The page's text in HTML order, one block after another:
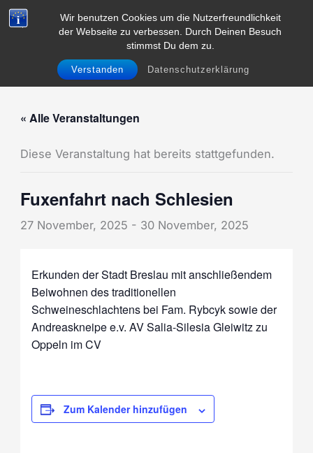
Wir benutzen Cookies um die Nutzerfreundlichkeit
der Webseite zu verbessen. Durch Deinen Besuch
stimmst Du dem zu.
Verstanden Datenschutzerklärung
Zum
Inhalt
Menü
« Alle Veranstaltungen
Diese Veranstaltung hat bereits stattgefunden.
Fuxenfahrt nach Schlesien
27 November, 2025 - 30 November, 2025
Erkunden der Stadt Breslau mit anschließendem
Beiwohnen des traditionellen
Schweineschlachtens bei Fam. Rybcyk sowie der
Andreaskneipe e.v. AV Salia-Silesia Gleiwitz zu
Oppeln im CV
Zum Kalender hinzufügen